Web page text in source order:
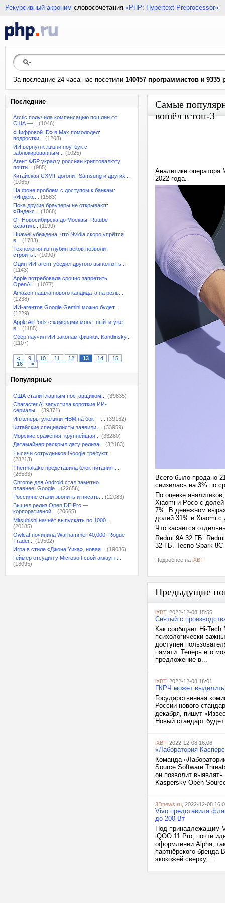
Рекурсивный акроним словосочетания «PHP: Hypertext Preprocessor»
За последние 24 часа нас посетили 140457 программистов и 9335
Последние
Arctic получила компенсацию пошлин от
США —...
(1046)
«Цифровой ID» в Max помолодел:
подростки...
(1208)
ИИ вернул к жизни ноутбук с
заблокированным...
(1025)
Агент ФБР украл у россиян криптовалюту
почти...
(985)
Китайская CXMT догонит Samsung и других...
(1065)
На фоне проблем с доступом к банкам:
«Яндекс...
(1583)
Пока другие браузеры не открывают:
«Яндекс...
(1068)
От Новосибирска до Москвы: Rutube
охватил...
(1199)
Huawei убеждена, что Nvidia скоро упрётся
в...
(1783)
Технология из глубин веков позволит
строить...
(1090)
Один ИИ-агент убедил другого выполнять...
(1143)
Apple потребовала срочно запретить
OpenAI...
(1077)
Amazon нашла нового кандидата на роль...
(1238)
ИИ-агентов Google Gemini можно будет...
(1229)
Apple AirPods с камерами могут выйти уже
в...
(1185)
Сбер научил ИИ законам физики: Kandinsky...
(1107)
< 9 10 11 12 13 14
15
16
>
Популярные
США стали главным поставщиком...
(39835)
Character.AI запустила короткие ИИ-
сериалы...
(39371)
Инженеры уложили HBM на бок —...
(39162)
Китайские специалисты заявили,...
(33959)
Морские сражения, крупнейшая...
(33280)
Датамайнер раскрыл дату релиза...
(32163)
Тысячи сотрудников Google требуют...
(28213)
Thermaltake представила блок питания,...
(26533)
Chrome для Android стал заметно
плавнее: Google...
(22656)
Россияне стали звонить и писать...
(22083)
Вышел релиз OpenIDE Pro —
корпоративной...
(20665)
Mitsubishi начнёт выпускать по 1000...
(20185)
Owlcat починила Warhammer 40,000: Rogue
Trader...
(19502)
Игра в стиле «Джона Уика», новая...
(19036)
Геймер отсудил у Microsoft свой аккаунт...
(18095)
Самые
вошёл в топ-3
Аналитики
2022 года.
Всего было продано
снизилась на 3% по
По оценке
Xiaomi и Poco с
7%. В денежном
долей 31% и Xiaomi
Что касается
Redmi 9A 32 ГБ.
32 ГБ. Tecno Spark
Подробнее на iXBT
Предыдущие
iXBT, 2022-12-08 15:55
Снятый с
Как сообщает Hi-
психологически
доступен
памяти. Теперь его
предложение в...
iXBT, 2022-12-08 16:01
ГКРЧ может
Государственная
России нового
декабря, пишут
Новый стандарт
iXBT, 2022-12-08 16:06
«Лаборатория
Команда
Source Software
он позволит
Kaspersky Open
3Dnews.ru , 2022-12-08
Vivo представила
до 200 Вт
Под принадлежащим
iQOO 11 Pro, почти
оформлении Alpha,
партнёрского бренда
экокожей сверху,...